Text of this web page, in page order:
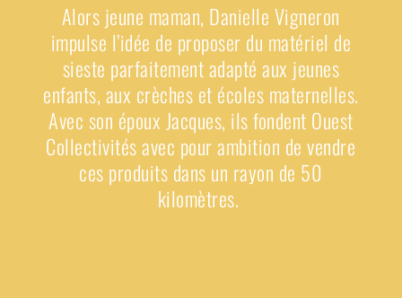
Alors jeune maman, Danielle Vigneron
impulse l’idée de proposer du matériel de
sieste parfaitement adapté aux jeunes
enfants, aux crèches et écoles maternelles.
Avec son époux Jacques, ils fondent Ouest
Collectivités avec pour ambition de vendre
ces produits dans un rayon de 50
kilomètres.